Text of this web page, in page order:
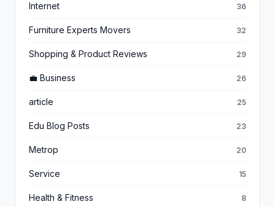
Internet 36
Furniture Experts Movers 32
Shopping & Product Reviews 29
💼 Business 26
article 25
Edu Blog Posts 23
Metrop 20
Service 15
Health & Fitness 8